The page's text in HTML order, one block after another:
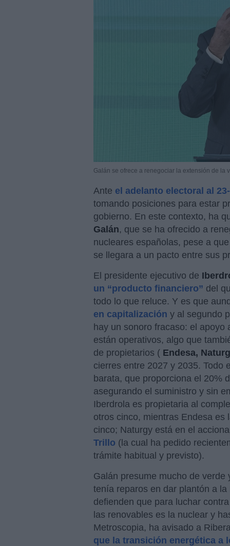
Galán se ofrece a renegociar la extensión de la
Ante el adelanto electoral al
tomando posiciones para estar
gobierno. En este contexto, ha
Galán, que se ha ofrecido a
nucleares españolas, pese a
se llegara a un pacto entre sus
El presidente ejecutivo de
un “producto financiero” del
todo lo que reluce. Y es que
en capitalización y al segundo
hay un sonoro fracaso: el apoyo
están operativos, algo que
de propietarios ( Endesa,
cierres entre 2027 y 2035. Todo
barata, que proporciona el 20%
asegurando el suministro y sin
Iberdrola es propietaria al
otros cinco, mientras Endesa es
cinco; Naturgy está en el
Trillo (la cual ha pedido
trámite habitual y previsto).
Galán presume mucho de
tenía reparos en dar plantón a
defienden que para luchar
las renovables es la nuclear y
Metroscopia, ha avisado a
que la transición energética a